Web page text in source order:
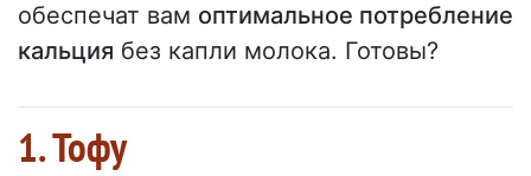
обеспечат вам оптимальное потребление
кальция без капли молока. Готовы?
1. Тофу